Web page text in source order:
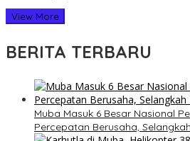
View More
BERITA TERBARU
Muba Masuk 6 Besar Nasional
Percepatan Berusaha,